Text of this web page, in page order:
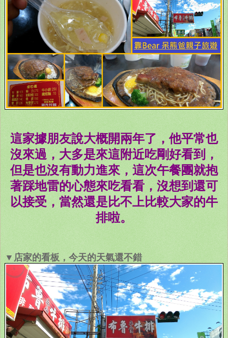
這家據朋友說大概開兩年了，他平常也
沒來過，大多是來這附近吃剛好看到，
但是也沒有動力進來，這次午餐團就抱
著踩地雷的心態來吃看看，沒想到還可
以接受，當然還是比不上比較大家的牛
排啦。
▼店家的看板，今天的天氣還不錯